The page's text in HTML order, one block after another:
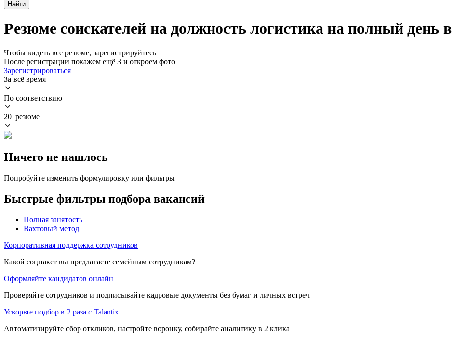
Найти
Резюме соискателей на должность логистика на полный день в
Чтобы видеть все резюме, зарегистрируйтесь
После регистрации покажем ещё 3 и откроем фото
Зарегистрироваться
За всё время
По соответствию
20 резюме
Ничего не нашлось
Попробуйте изменить формулировку или фильтры
Быстрые фильтры подбора вакансий
Полная занятость
Вахтовый метод
Корпоративная поддержка сотрудников
Какой соцпакет вы предлагаете семейным сотрудникам?
Оформляйте кандидатов онлайн
Проверяйте сотрудников и подписывайте кадровые документы без бумаг и личных встреч
Ускорьте подбор в 2 раза с Talantix
Автоматизируйте сбор откликов, настройте воронку, собирайте аналитику в 2 клика